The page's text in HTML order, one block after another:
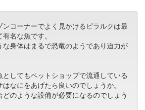
コーナーでよく見かけるピラルクは最
名な魚です。
な身体はまるで恐竜のようであり迫力が
してもペットショップで流通している
なにをあげたら良いのでしょうか。
のような設備が必要になるのでしょう